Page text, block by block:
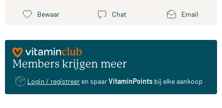
Bewaar Chat Email
Members krijgen meer
Login / registreer en spaarVitaminPoints bij elke aankoop